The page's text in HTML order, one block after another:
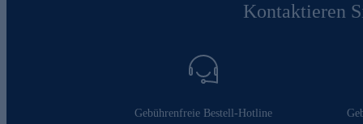
Kontaktieren
Gebührenfreie Bestell-Hotline